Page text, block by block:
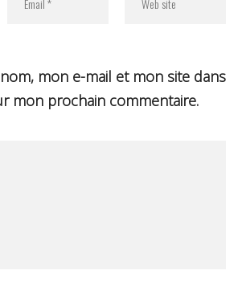
mon e-mail et mon site dans
mon prochain commentaire.